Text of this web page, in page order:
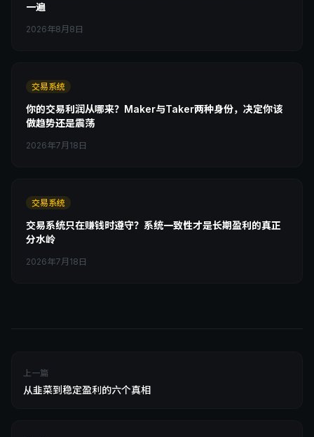
一遍
2026年8月8日
交易系统
你的交易利润从哪来？Maker与Taker两种身份，决定你该
做趋势还是震荡
2026年7月18日
交易系统
交易系统只在赚钱时遵守？系统一致性才是长期盈利的真正
分水岭
2026年7月18日
上一篇
从韭菜到稳定盈利的六个真相